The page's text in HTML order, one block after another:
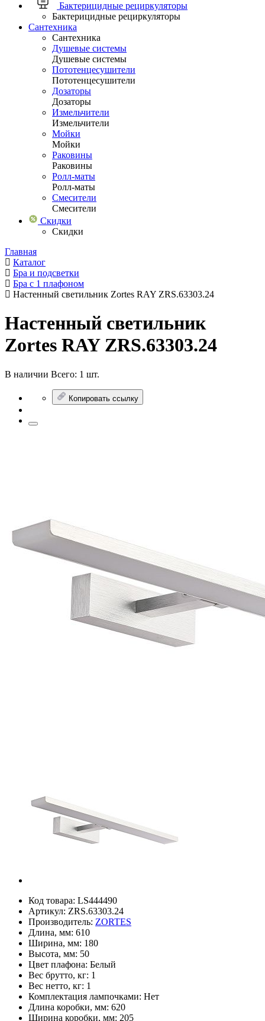
Бактерицидные рециркуляторы
Бактерицидные рециркуляторы
Сантехника
Сантехника
Душевые системы
Душевые системы
Пототенцесушители
Пототенцесушители
Дозаторы
Дозаторы
Измельчители
Измельчители
Мойки
Мойки
Раковины
Раковины
Ролл-маты
Ролл-маты
Смесители
Смесители
Скидки
Скидки
Главная
Каталог
Бра и подсветки
Бра с 1 плафоном
Настенный светильник Zortes RAY ZRS.63303.24
Настенный светильник
Zortes RAY ZRS.63303.24
В наличии Всего: 1 шт.
Копировать ссылку
Код товара: LS444490
Артикул: ZRS.63303.24
Производитель: ZORTES
Длина, мм: 610
Ширина, мм: 180
Высота, мм: 50
Цвет плафона: Белый
Вес брутто, кг: 1
Вес нетто, кг: 1
Комплектация лампочками: Нет
Длина коробки, мм: 620
Ширина коробки, мм: 205